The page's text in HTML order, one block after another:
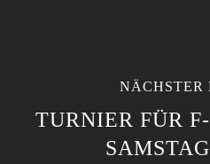
NÄCHSTER
TURNIER FÜR